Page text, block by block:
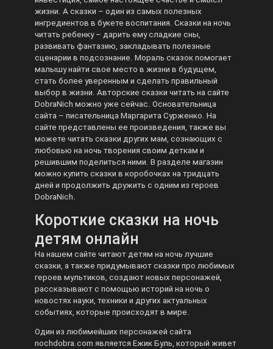
жизни. А сказки – один из самых полезных
ингредиентов в букете воспитания. Сказки на ночь
читать ребенку – дарить ему сладкие сны,
развивать фантазию, закладывать полезные
сценарии в подсознание. Мораль сказок помогает
малышу найти свое место в жизни в будущем,
стать более уверенным и сделать правильный
выбор в жизни. Авторские сказки читать на сайте
DobraNich можно уже сейчас. Основательница
сайта – писательница Маргарита Сурженко. На
сайте представлены ее произведения, также вы
можете читать сказки других мам, сознающих с
любовью на ночь творения своим деткам и
решившим поделиться ними. В разделе магазин
можно купить сказки в коробочках на тридцать
дней и продолжить дружить с одним из героев
DobraNich.
Короткие сказки на ночь
детям онлайн
На нашем сайте читают детям на ночь лучшие
сказки, а также придумывают сказки про любимых
героев мультиков, создают новых персонажей,
рассказывают с помощью историй на ночь о
новостях науки, техники и других актуальных
событиях, которые происходят в мире.
Один из любимейших персонажей сайта
nochdobra.com является Ежик Буль, который живет